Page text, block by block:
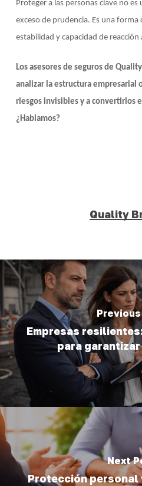
Proteger a las personas clave no
exceso de prudencia. Es una
estabilidad y capacidad de
Los asesores de seguros de
analizar la estructura empresarial
riesgos invisibles y a convertirlos
¿Hablamos?
Quality
Empresas
para
Next
Protección personal